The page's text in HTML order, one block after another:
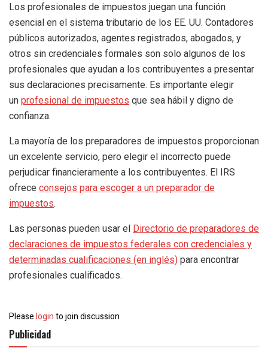
Los profesionales de impuestos juegan una función
esencial en el sistema tributario de los EE. UU. Contadores
públicos autorizados, agentes registrados, abogados, y
otros sin credenciales formales son solo algunos de los
profesionales que ayudan a los contribuyentes a presentar
sus declaraciones precisamente. Es importante elegir
un profesional de impuestos que sea hábil y digno de
confianza.
La mayoría de los preparadores de impuestos proporcionan
un excelente servicio, pero elegir el incorrecto puede
perjudicar financieramente a los contribuyentes. El IRS
ofrece consejos para escoger a un preparador de
impuestos.
Las personas pueden usar el Directorio de preparadores de
declaraciones de impuestos federales con credenciales y
determinadas cualificaciones (en inglés) para encontrar
profesionales cualificados.
Pleaseloginto join discussion
Publicidad